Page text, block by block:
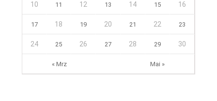
« Mrz Mai »
10 11 12 13 14 15 16
17 18 19 20 21 22 23
24 25 26 27 28 29 30